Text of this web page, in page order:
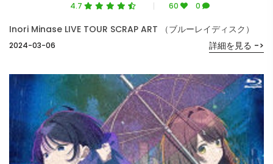
4.7 60 0
2024-03-06
Inori Minase LIVE TOUR SCRAP ART （ブルーレイディスク）
詳細を見る ->